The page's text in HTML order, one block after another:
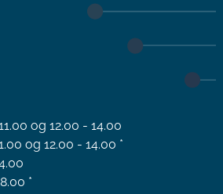
og 12.00 - 14.00
og 12.00 - 14.00 *
*